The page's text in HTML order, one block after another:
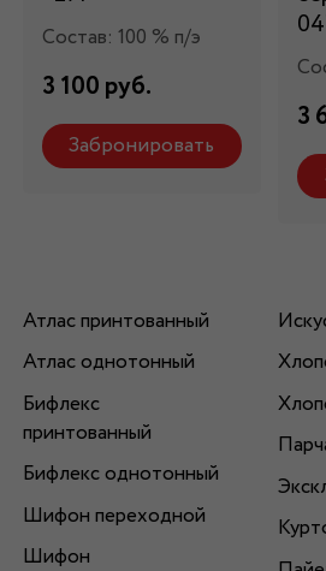
Состав: 100 % п/э
3 100 руб.
Забронировать
3
Атлас принтованный
Атлас однотонный
Бифлекс
принтованный
Бифлекс однотонный
Шифон переходной
Шифон